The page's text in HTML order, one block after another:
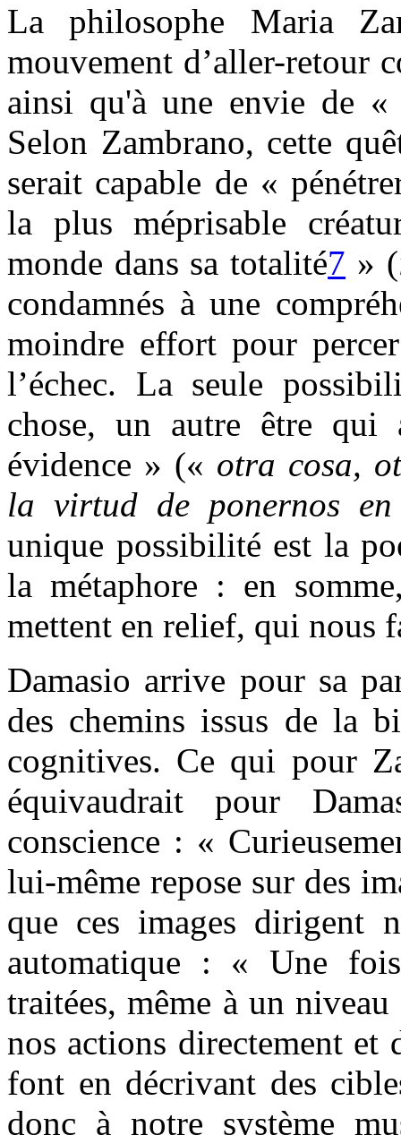
La philosophe Maria
mouvement d’aller-retour
ainsi qu'à une envie de «
Selon Zambrano, cette
serait capable de «
la plus méprisable
monde dans sa totalité7 » (
condamnés à une
moindre effort pour
l’échec. La seule
chose, un autre être
évidence » (« otra cosa,
la virtud de ponernos
unique possibilité est la
la métaphore : en
mettent en relief, qui nous
Damasio arrive pour sa
des chemins issus de la
cognitives. Ce qui pour
équivaudrait pour
conscience : «
lui-même repose sur des
que ces images dirigent
automatique : « Une
traitées, même à un
nos actions directement et
font en décrivant des
donc à notre système